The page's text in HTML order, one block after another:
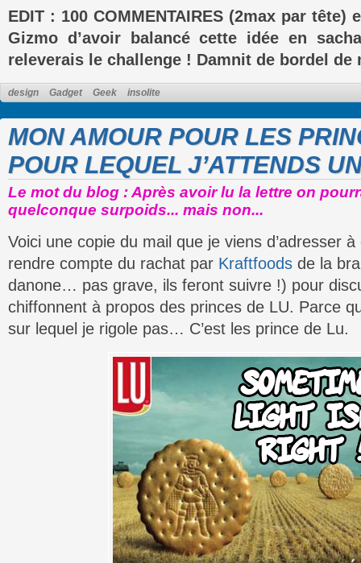
EDIT : 100 COMMENTAIRES (2max par
Gizmo d’avoir balancé cette idée en
releverais le challenge ! Damnit de bordel de
design Gadget Geek insolite
MON AMOUR POUR LES
POUR LEQUEL J’ATTENDS
Le mot du blog : Après avoir lu la lettre on
quelconque surpoids... mais non...
Voici une copie du mail que je viens d’adresser
rendre compte du rachat par Kraftfoods de la
danone… pas grave, ils feront suivre !) pour
chiffonnent à propos des princes de LU. Parce
sur lequel je rigole pas… C’est les prince de Lu.